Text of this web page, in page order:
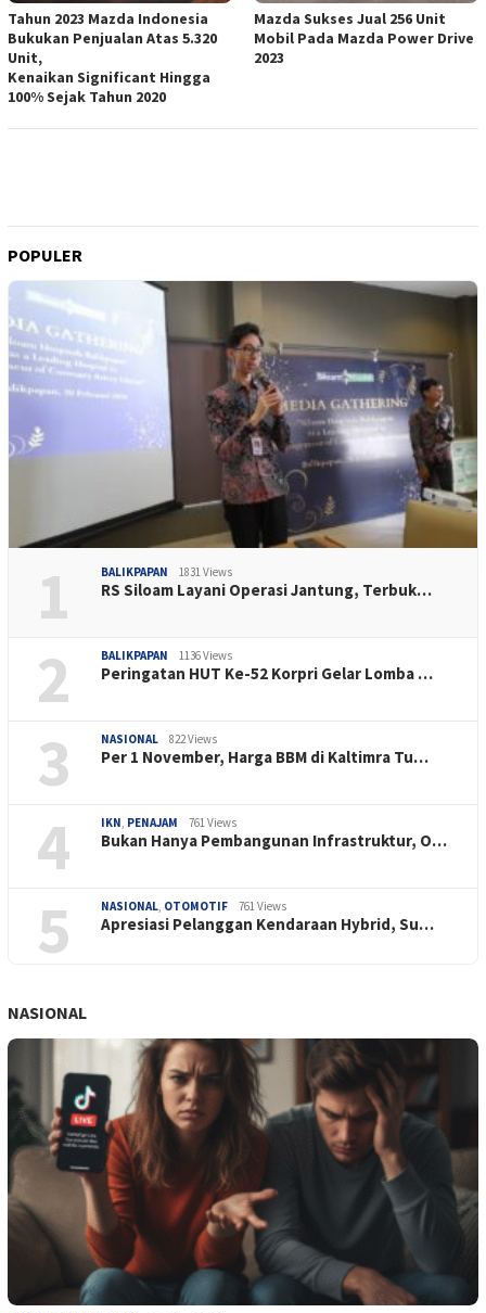
Tahun 2023 Mazda Indonesia
Bukukan Penjualan Atas 5.320
Unit,
Kenaikan Significant Hingga
100% Sejak Tahun 2020
Mazda Sukses Jual 256 Unit
Mobil Pada Mazda Power Drive
2023
POPULER
1 BALIKPAPAN 1831 Views
RS Siloam Layani Operasi Jantung, Terbuk…
2 BALIKPAPAN 1136 Views
Peringatan HUT Ke-52 Korpri Gelar Lomba …
3 NASIONAL 822 Views
Per 1 November, Harga BBM di Kaltimra Tu…
4 IKN, PENAJAM 761 Views
Bukan Hanya Pembangunan Infrastruktur, O…
5 NASIONAL, OTOMOTIF 761 Views
Apresiasi Pelanggan Kendaraan Hybrid, Su…
NASIONAL